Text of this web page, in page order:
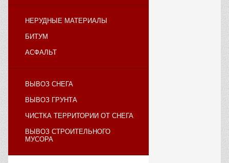
НЕРУДНЫЕ МАТЕРИАЛЫ
БИТУМ
АСФАЛЬТ
ВЫВОЗ СНЕГА
ВЫВОЗ ГРУНТА
ЧИСТКА ТЕРРИТОРИИ ОТ СНЕГА
ВЫВОЗ СТРОИТЕЛЬНОГО
МУСОРА